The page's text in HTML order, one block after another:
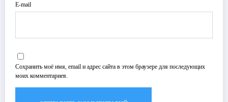
E-mail
Сохранить моё имя, email и адрес сайта в этом браузере для последующих
моих комментариев.